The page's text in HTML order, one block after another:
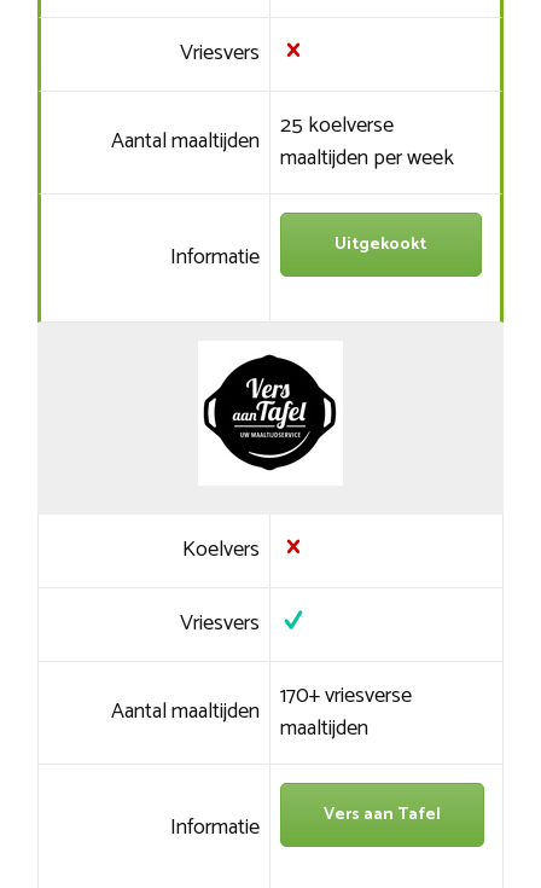
Vriesvers
Aantal maaltijden 25 koelverse
maaltijden per week
Informatie Uitgekookt
Koelvers
Vriesvers
Aantal maaltijden 170+ vriesverse
maaltijden
Informatie Vers aan Tafel